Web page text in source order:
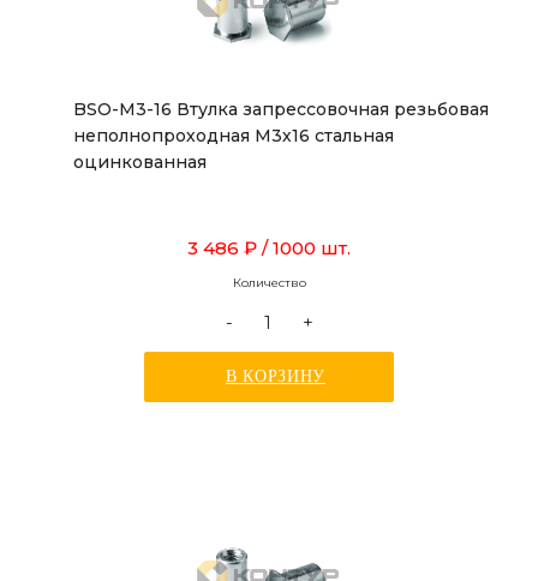
BSO-M3-16 Втулка запрессовочная резьбовая
неполнопроходная М3х16 стальная
оцинкованная
3 486 ₽ / 1000 шт.
Количество
- +
В КОРЗИНУ